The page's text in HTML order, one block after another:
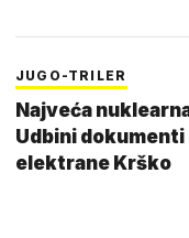
JUGO-TRILER
Najveća
Udbini
elektrane Krško